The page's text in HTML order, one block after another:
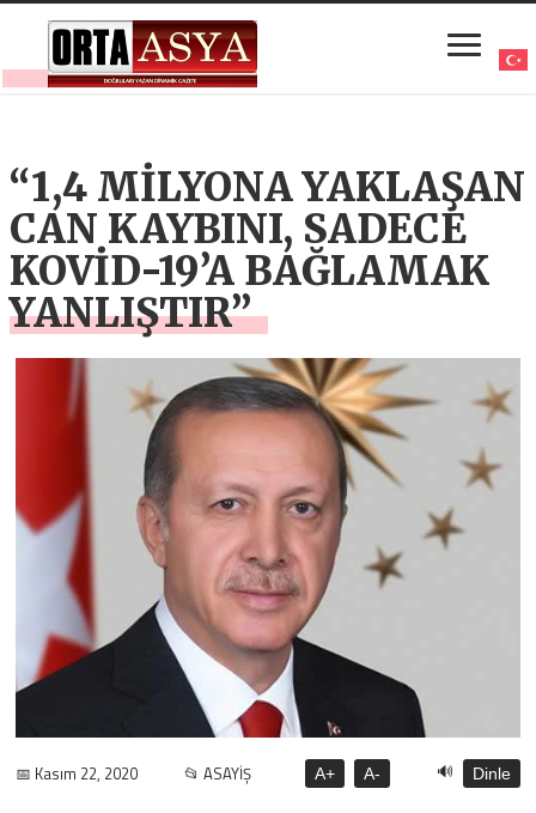
“1,4 MİLYONA YAKLAŞAN
CAN KAYBINI, SADECE
KOVİD-19’A BAĞLAMAK
YANLIŞTIR”
📅 Kasım 22, 2020 📂 ASAYİŞ A+ A- 🔊 Dinle